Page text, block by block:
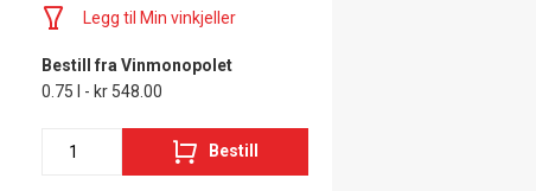
Legg til Min vinkjeller
Bestill fra Vinmonopolet
0.75 l - kr 548.00
Bestill